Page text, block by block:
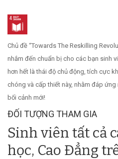
Chủ đề “Towards The Reskilling
nhắm đến chuẩn bị cho các bạn sinh
hơn hết là thái độ chủ động, tích cực
chóng và cấp thiết này, nhằm đáp
bối cảnh mới!
ĐỐI TƯỢNG THAM GIA
Sinh viên tất cả
học, Cao Đẳng